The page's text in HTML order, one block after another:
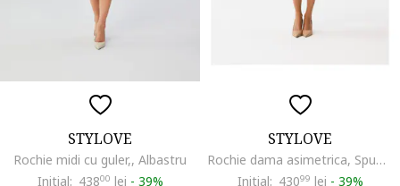
STYLOVE
Rochie midi cu guler,, Albastru
Initial: 43800 lei - 39%
STYLOVE
Rochie dama asimetrica, Spumados, albastru de floarea de colt, XXL
Initial: 43099 lei - 39%